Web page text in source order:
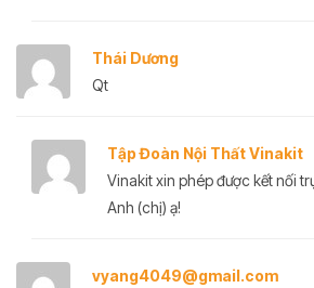
Thái Dương
Qt
Tập Đoàn Nội Thất Vinakit
Vinakit xin phép được kết nối
Anh (chị) ạ!
vyang4049@gmail.com